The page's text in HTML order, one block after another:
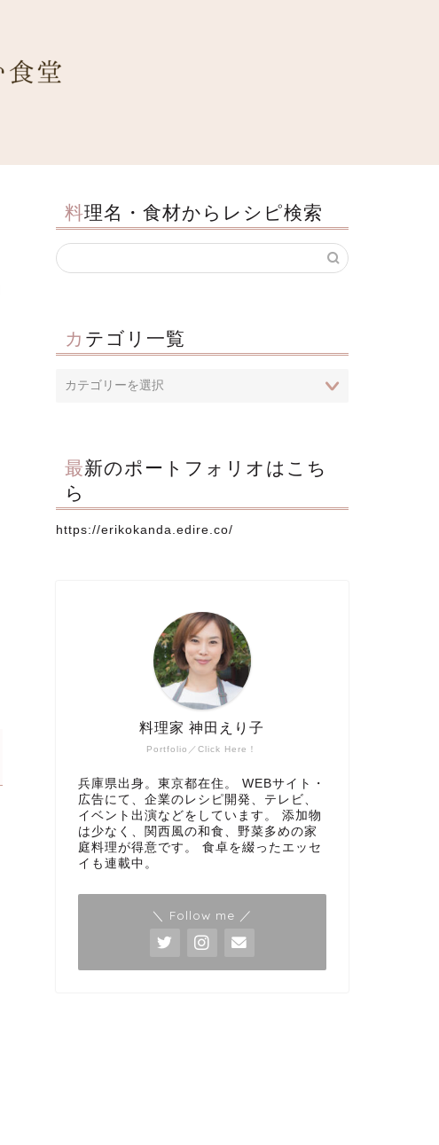
料理名・食材からレシピ検索
カテゴリ一覧
最新のポートフォリオはこち
ら
https://erikokanda.edire.co/
Portfolio／Click Here！
料理家 神田えり子
兵庫県出身。東京都在住。 WEBサイト・
広告にて、企業のレシピ開発、テレビ、
イベント出演などをしています。 添加物
は少なく、関西風の和食、野菜多めの家
庭料理が得意です。 食卓を綴ったエッセ
イも連載中。
＼ Follow me ／